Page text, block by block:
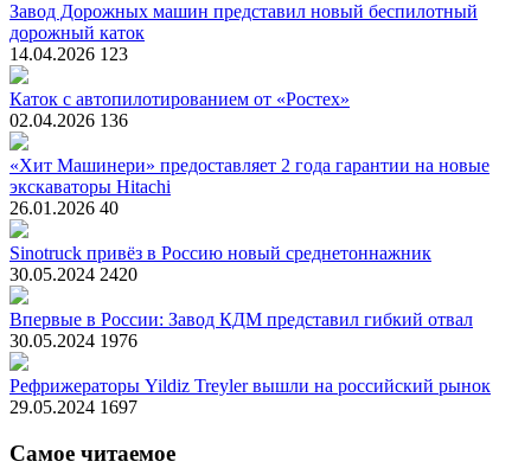
Завод Дорожных машин представил новый беспилотный
дорожный каток
14.04.2026 123
Каток с автопилотированием от «Ростех»
02.04.2026 136
«Хит Машинери» предоставляет 2 года гарантии на новые
экскаваторы Hitachi
26.01.2026 40
Sinotruck привёз в Россию новый среднетоннажник
30.05.2024 2420
Впервые в России: Завод КДМ представил гибкий отвал
30.05.2024 1976
Рефрижераторы Yildiz Treyler вышли на российский рынок
29.05.2024 1697
Самое читаемое